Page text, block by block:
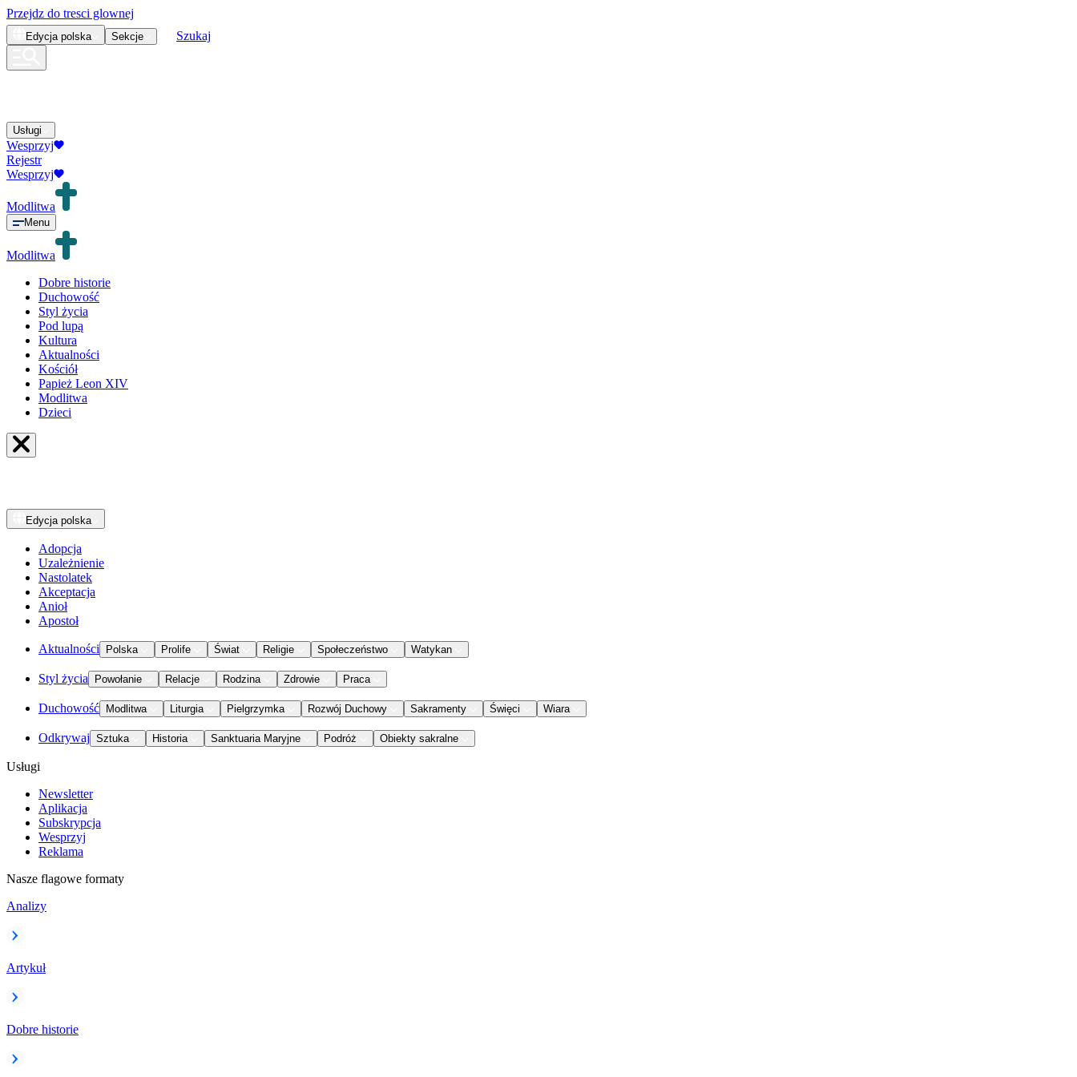
Przejdz do tresci glownej
Edycja polska Sekcje Szukaj
Usługi
Wesprzyj
Rejestr
Wesprzyj
Modlitwa
Menu
Modlitwa
Dobre historie
Duchowość
Styl życia
Pod lupą
Kultura
Aktualności
Kościół
Papież Leon XIV
Modlitwa
Dzieci
Edycja polska
Adopcja
Uzależnienie
Nastolatek
Akceptacja
Anioł
Apostoł
Aktualności Polska Prolife Świat Religie Społeczeństwo Watykan
Styl życia Powołanie Relacje Rodzina Zdrowie Praca
Duchowość Modlitwa Liturgia Pielgrzymka Rozwój Duchowy Sakramenty Święci Wiara
Odkrywaj Sztuka Historia Sanktuaria Maryjne Podróż Obiekty sakralne
Usługi
Newsletter
Aplikacja
Subskrypcja
Wesprzyj
Reklama
Nasze flagowe formaty
Analizy
Artykuł
Dobre historie